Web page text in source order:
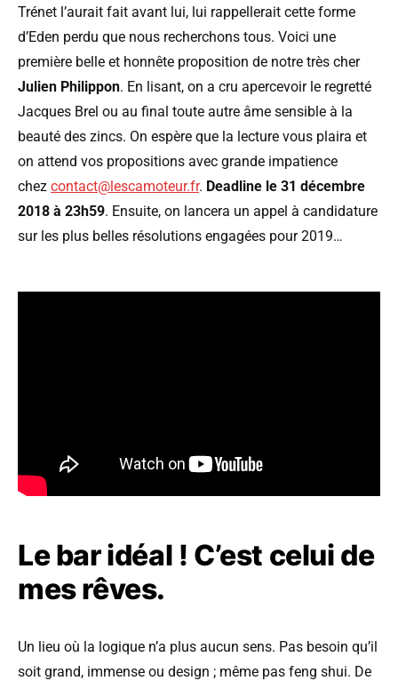
Trénet l’aurait fait avant lui, lui rappellerait cette forme
d’Eden perdu que nous recherchons tous. Voici une
première belle et honnête proposition de notre très cher
Julien Philippon. En lisant, on a cru apercevoir le regretté
Jacques Brel ou au final toute autre âme sensible à la
beauté des zincs. On espère que la lecture vous plaira et
on attend vos propositions avec grande impatience
chez contact@lescamoteur.fr. Deadline le 31 décembre
2018 à 23h59. Ensuite, on lancera un appel à candidature
sur les plus belles résolutions engagées pour 2019…
Le bar idéal ! C’est celui de
mes rêves.
Un lieu où la logique n’a plus aucun sens. Pas besoin qu’il
soit grand, immense ou design ; même pas feng shui. De